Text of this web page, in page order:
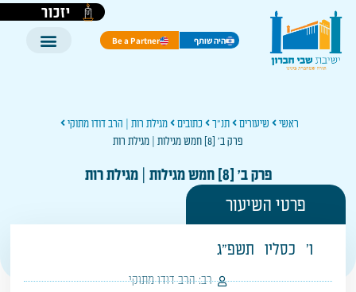
יזכור
היה שותף Be a Partner
ראשי שיעורים תנ"ך כתובים
מגילת רות | הרב דודו מתוקי
פרק ב' [8] חמש מגילות | מגילת רות
פרק ב' [8] חמש מגילות | מגילת רות
פרטי השיעור
ו' כסליו תשפ"ג
רב: הרב דודו מתוקי